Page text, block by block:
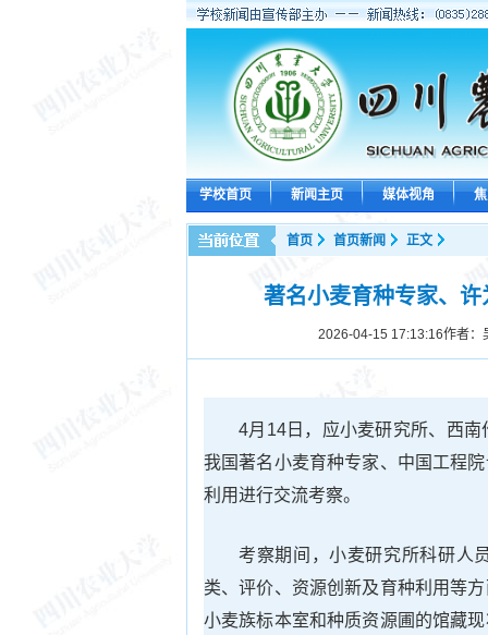
学校首页 新闻主页 媒体视角
首页 首页新闻 正文
著名小麦育种专家、
2026-04-15 17:13:16作者：
4月14日，应小麦研究所、西
我国著名小麦育种专家、中国工程
利用进行交流考察。
考察期间，小麦研究所科研人
类、评价、资源创新及育种利用等
小麦族标本室和种质资源圃的馆藏